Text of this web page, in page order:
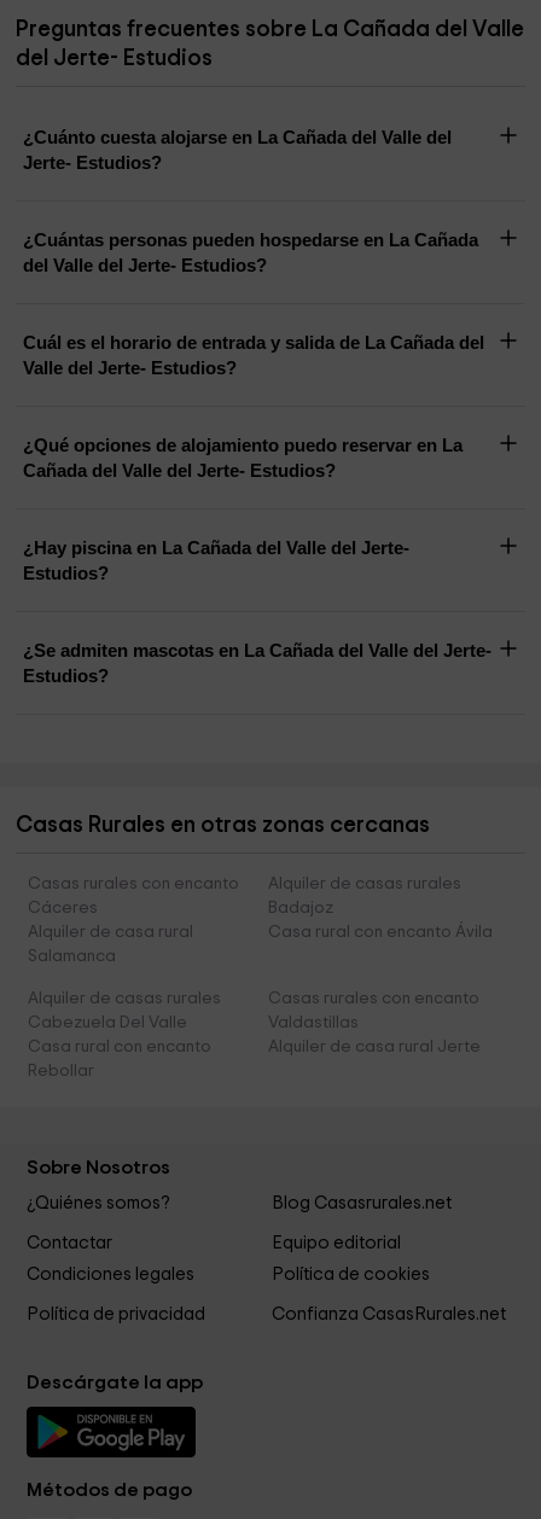
Preguntas frecuentes sobre La Cañada del Valle
del Jerte- Estudios
¿Cuánto cuesta alojarse en La Cañada del Valle del
Jerte- Estudios?
¿Cuántas personas pueden hospedarse en La Cañada
del Valle del Jerte- Estudios?
Cuál es el horario de entrada y salida de La Cañada del
Valle del Jerte- Estudios?
¿Qué opciones de alojamiento puedo reservar en La
Cañada del Valle del Jerte- Estudios?
¿Hay piscina en La Cañada del Valle del Jerte-
Estudios?
¿Se admiten mascotas en La Cañada del Valle del Jerte-
Estudios?
Casas Rurales en otras zonas cercanas
Casas rurales con encanto
Cáceres
Alquiler de casas rurales
Badajoz
Alquiler de casa rural
Salamanca
Casa rural con encanto Ávila
Alquiler de casas rurales
Cabezuela Del Valle
Casas rurales con encanto
Valdastillas
Casa rural con encanto
Rebollar
Alquiler de casa rural Jerte
Sobre Nosotros
¿Quiénes somos? Blog Casasrurales.net
Contactar
Equipo editorial
Condiciones legales
Política de cookies
Política de privacidad Confianza CasasRurales.net
Descárgate la app
Métodos de pago